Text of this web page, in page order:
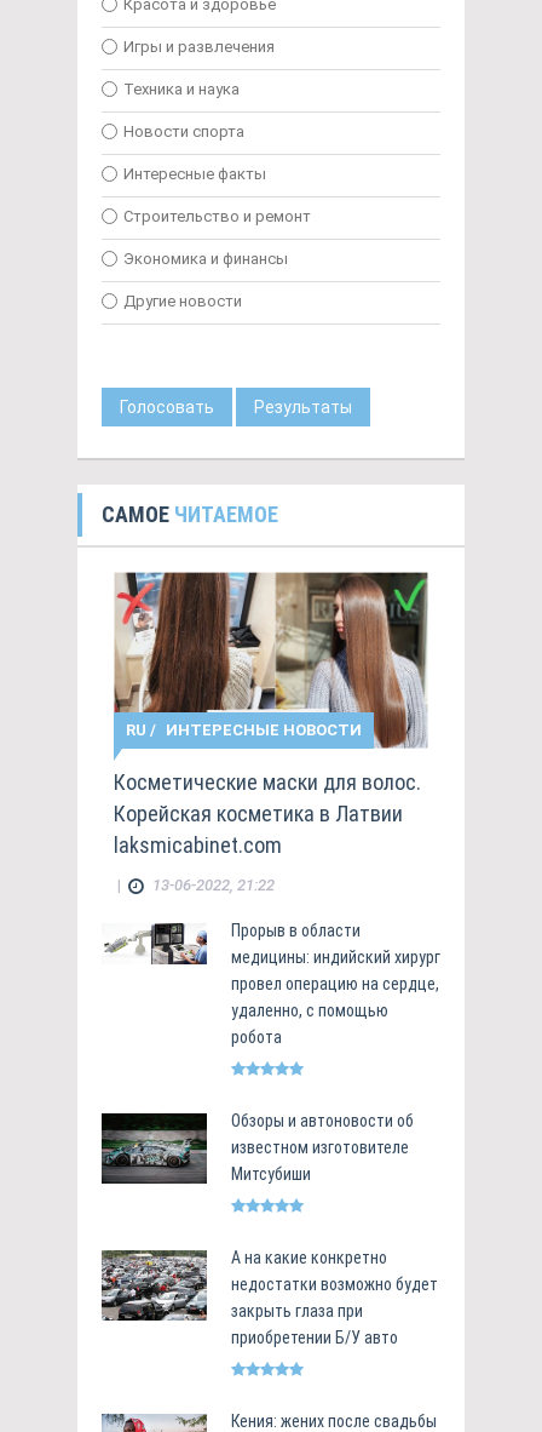
Красота и здоровье
Игры и развлечения
Техника и наука
Новости спорта
Интересные факты
Строительство и ремонт
Экономика и финансы
Другие новости
Голосовать Результаты
САМОЕ ЧИТАЕМОЕ
RU / ИНТЕРЕСНЫЕ НОВОСТИ
Косметические маски для волос.
Корейская косметика в Латвии
laksmicabinet.com
| 13-06-2022, 21:22
Прорыв в области
медицины: индийский хирург
провел операцию на сердце,
удаленно, с помощью
робота
Обзоры и автоновости об
известном изготовителе
Митсубиши
А на какие конкретно
недостатки возможно будет
закрыть глаза при
приобретении Б/У авто
Кения: жених после свадьбы